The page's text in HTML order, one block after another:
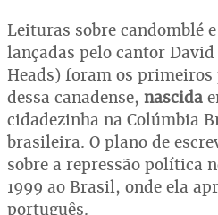
Leituras sobre candomblé
lançadas pelo cantor
Heads) foram os primeiros
dessa canadense, nascida
cidadezinha na Colúmbia
brasileira. O plano de
sobre a repressão política
1999 ao Brasil, onde ela
português.